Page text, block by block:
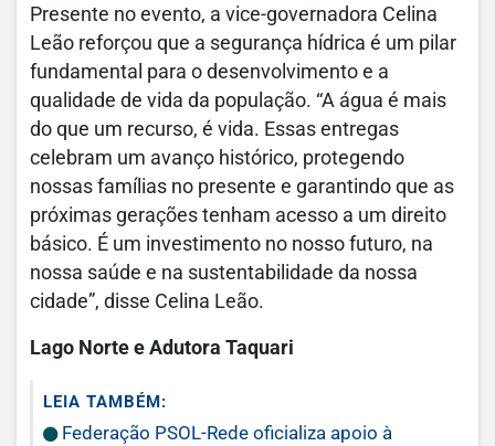
Presente no evento, a vice-governadora Celina
Leão reforçou que a segurança hídrica é um pilar
fundamental para o desenvolvimento e a
qualidade de vida da população. “A água é mais
do que um recurso, é vida. Essas entregas
celebram um avanço histórico, protegendo
nossas famílias no presente e garantindo que as
próximas gerações tenham acesso a um direito
básico. É um investimento no nosso futuro, na
nossa saúde e na sustentabilidade da nossa
cidade”, disse Celina Leão.
Lago Norte e Adutora Taquari
LEIA TAMBÉM:
Federação PSOL-Rede oficializa apoio à